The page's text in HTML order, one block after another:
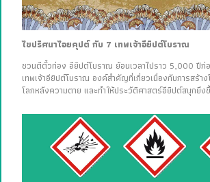
ไขปริศนาไอยคุปต์ กับ 7 เทพเจ้าอียิปต์โบราณ
ชวนตีตั๋วท่อง อียิปต์โบราณ ย้อนเวลาไปราว 5,000 ปีก่
เทพเจ้าอียิปต์โบราณ องค์สำคัญที่เกี่ยวเนื่องกับการสร้า
โลกหลังความตาย และทำให้ประวัติศาสตร์อียิปต์สนุกยิ่ง